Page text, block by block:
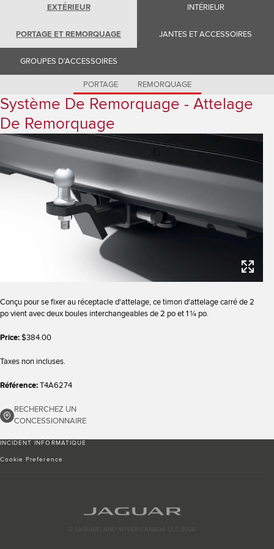
Romania (Romania)
Switzerland (German)
Switzerland (French)
United Kingdom (English)
USA (English)
EXTÉRIEUR INTÉRIEUR
PORTAGE ET REMORQUAGE JANTES ET ACCESSOIRES
GROUPES D’ACCESSOIRES
PORTAGE REMORQUAGE
Système De Remorquage - Attelage
De Remorquage
Conçu pour se fixer au réceptacle d'attelage, ce timon d'attelage carré de 2
po vient avec deux boules interchangeables de 2 po et 1 ¼ po.
Price:$384.00
Taxes non incluses.
Référence:T4A6274
RECHERCHEZ UN
CONCESSIONNAIRE
INCIDENT INFORMATIQUE
Cookie Preference
© JAGUAR LAND ROVER CANADA ULC 2026